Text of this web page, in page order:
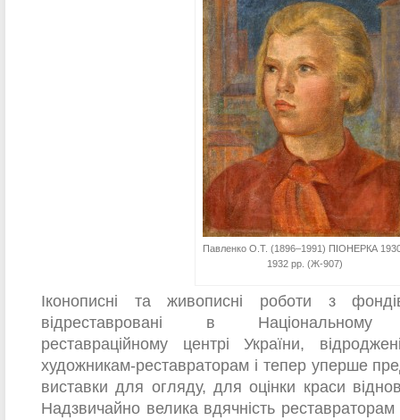
Павленко О.Т. (1896–1991) ПІОНЕРКА
1932 рр. (Ж-907)
Іконописні та живописні роботи з
відреставровані в Національному
реставраційному центрі України,
художникам-реставраторам і тепер уперше
виставки для огляду, для оцінки краси
Надзвичайно велика вдячність